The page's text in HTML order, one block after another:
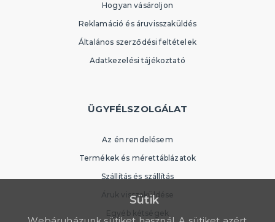
Hogyan vásároljon
Reklamáció és áruvisszaküldés
Általános szerződési feltételek
Adatkezelési tájékoztató
ÜGYFÉLSZOLGÁLAT
Az én rendelésem
Termékek és mérettáblázatok
Szállítás és szállítás
Áruk visszaküldése
Egyéb kétségek
Sütik